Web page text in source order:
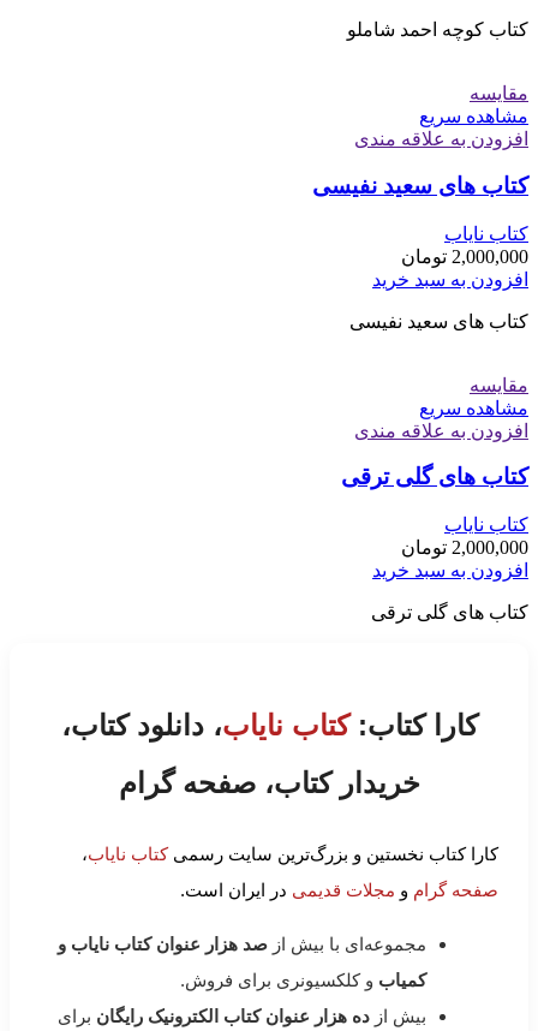
کتاب کوچه احمد شاملو
مقایسه
مشاهده سریع
افزودن به علاقه مندی
کتاب های سعید نفیسی
کتاب نایاب
2,000,000 تومان
افزودن به سبد خرید
کتاب های سعید نفیسی
مقایسه
مشاهده سریع
افزودن به علاقه مندی
کتاب های گلی ترقی
کتاب نایاب
2,000,000 تومان
افزودن به سبد خرید
کتاب های گلی ترقی
کارا کتاب:کتاب نایاب، دانلود کتاب،
خریدار کتاب، صفحه گرام
کارا کتاب نخستین و بزرگ‌ترین سایت رسمیکتاب نایاب،
صفحه گرام و مجلات قدیمی در ایران است.
مجموعه‌ای با بیش از صد هزار عنوان کتاب نایاب و
کمیاب و کلکسیونری برای فروش.
بیش از ده هزار عنوان کتاب الکترونیک رایگان برای